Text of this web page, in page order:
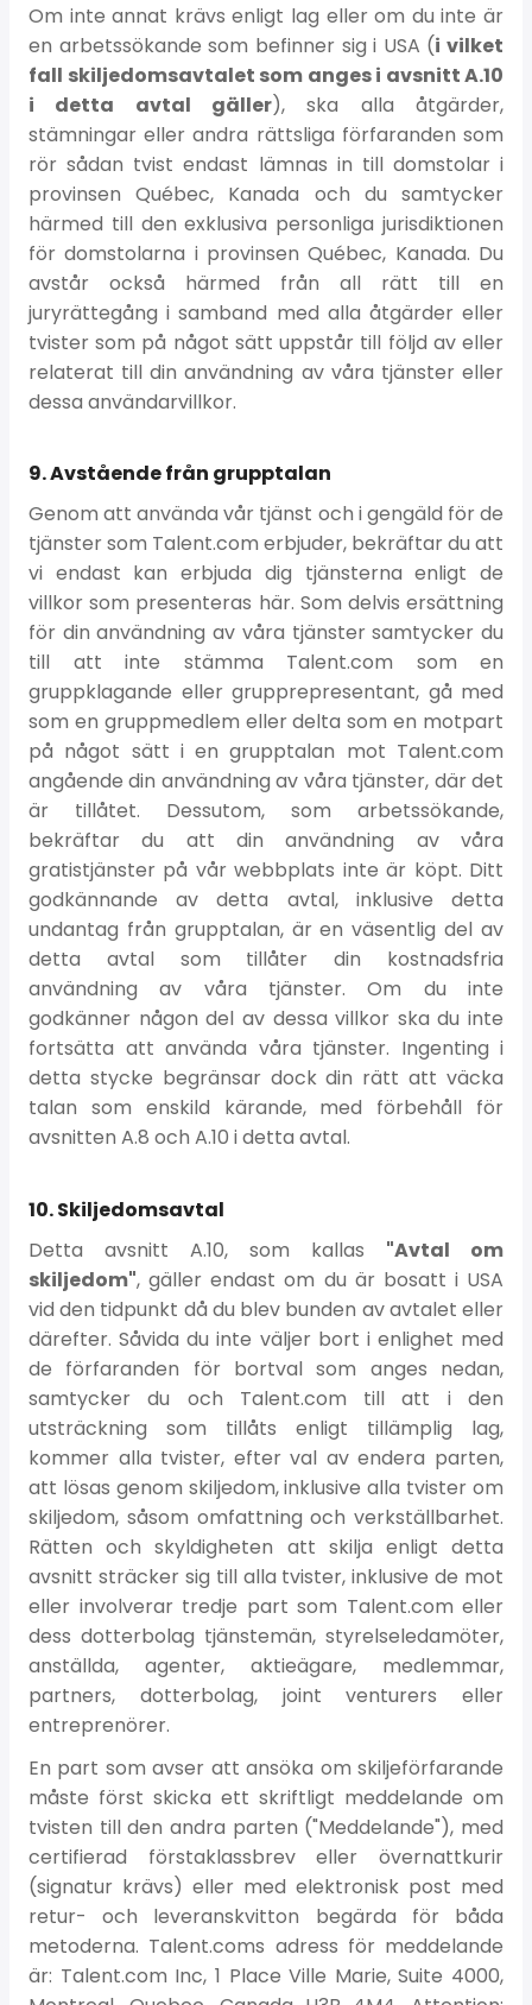
Om inte annat krävs enligt lag eller om du inte är
en arbetssökande som befinner sig i USA (i vilket
fall skiljedomsavtalet som anges i avsnitt A.10
i detta avtal gäller), ska alla åtgärder,
stämningar eller andra rättsliga förfaranden som
rör sådan tvist endast lämnas in till domstolar i
provinsen Québec, Kanada och du samtycker
härmed till den exklusiva personliga jurisdiktionen
för domstolarna i provinsen Québec, Kanada. Du
avstår också härmed från all rätt till en
juryrättegång i samband med alla åtgärder eller
tvister som på något sätt uppstår till följd av eller
relaterat till din användning av våra tjänster eller
dessa användarvillkor.
9. Avstående från grupptalan
Genom att använda vår tjänst och i gengäld för de
tjänster som Talent.com erbjuder, bekräftar du att
vi endast kan erbjuda dig tjänsterna enligt de
villkor som presenteras här. Som delvis ersättning
för din användning av våra tjänster samtycker du
till att inte stämma Talent.com som en
gruppklagande eller grupprepresentant, gå med
som en gruppmedlem eller delta som en motpart
på något sätt i en grupptalan mot Talent.com
angående din användning av våra tjänster, där det
är tillåtet. Dessutom, som arbetssökande,
bekräftar du att din användning av våra
gratistjänster på vår webbplats inte är köpt. Ditt
godkännande av detta avtal, inklusive detta
undantag från grupptalan, är en väsentlig del av
detta avtal som tillåter din kostnadsfria
användning av våra tjänster. Om du inte
godkänner någon del av dessa villkor ska du inte
fortsätta att använda våra tjänster. Ingenting i
detta stycke begränsar dock din rätt att väcka
talan som enskild kärande, med förbehåll för
avsnitten A.8 och A.10 i detta avtal.
10. Skiljedomsavtal
Detta avsnitt A.10, som kallas
"Avtal om
skiljedom", gäller endast om du är bosatt i USA
vid den tidpunkt då du blev bunden av avtalet eller
därefter. Såvida du inte väljer bort i enlighet med
de förfaranden för bortval som anges nedan,
samtycker du och Talent.com till att i den
utsträckning som tillåts enligt tillämplig lag,
kommer alla tvister, efter val av endera parten,
att lösas genom skiljedom, inklusive alla tvister om
skiljedom, såsom omfattning och verkställbarhet.
Rätten och skyldigheten att skilja enligt detta
avsnitt sträcker sig till alla tvister, inklusive de mot
eller involverar tredje part som Talent.com eller
dess dotterbolag tjänstemän, styrelseledamöter,
anställda, agenter, aktieägare, medlemmar,
partners, dotterbolag, joint venturers eller
entreprenörer.
En part som avser att ansöka om skiljeförfarande
måste först skicka ett skriftligt meddelande om
tvisten till den andra parten ("Meddelande"), med
certifierad förstaklassbrev eller övernattkurir
(signatur krävs) eller med elektronisk post med
retur- och leveranskvitton begärda för båda
metoderna. Talent.coms adress för meddelande
är: Talent.com Inc, 1 Place Ville Marie, Suite 4000,